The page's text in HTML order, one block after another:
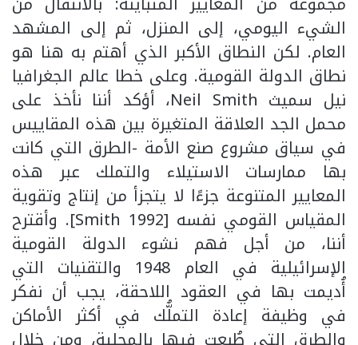
الشيء اليومي، إلى المنزل، ثم إلى المشهد
العام. لكن النطاق الأكبر الذي أهتم به هنا هو
نطاق الدولة القومية. وعلى خطا عالم الجغرافيا
نيل سميث Neil Smith، أؤكد أننا نأخذ على
محمل الجد العلاقة المتغيرة بين هذه المقاييس
في سياق مشروع صنع الأمة -الطرق التي كانت
بها ممارسات الاستيلاء والتملك عبر هذه
المعايير المتنوعة جزءًا لا يتجزأ من إنتاج وتقوية
المقياس القومي نفسه [Smith 1992]. وأقترح
أننا، من أجل فهم نشوء الدولة القومية
الإسرائيلية في العام 1948 والتقنيات التي
أُديمت بها في العقود اللاحقة، يجب أن نفكر
في وظيفة إعادة التملُّك في أكثر الأماكن